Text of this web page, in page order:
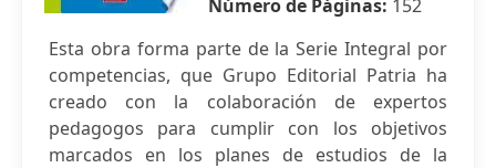
Número de Páginas: 152
Esta obra forma parte de la Serie Integral por
competencias, que Grupo Editorial Patria ha
creado con la colaboración de expertos
pedagogos para cumplir con los objetivos
marcados en los planes de estudios de la